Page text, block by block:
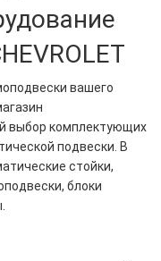
вашего
выбор комплектующих
подвески. В
стойки,
блоки